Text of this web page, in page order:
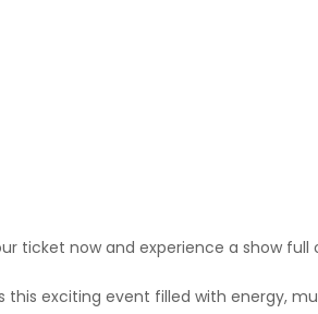
ticket now and experience a show
this exciting event filled with energy,